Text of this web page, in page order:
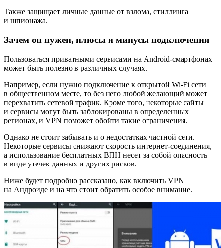
Также защищает личные данные от взлома, стиллинга
и шпионажа.
Зачем он нужен, плюсы и минусы подключения
Пользоваться приватными сервисами на Android-смартфонах
может быть полезно в различных случаях.
Например, если нужно подключение к открытой Wi-Fi сети
в общественном месте, то без него любой желающий может
перехватить сетевой трафик. Кроме того, некоторые сайты
и сервисы могут быть заблокированы в определенных
регионах, и VPN поможет обойти такие ограничения.
Однако не стоит забывать и о недостатках частной сети.
Некоторые сервисы снижают скорость интернет-соединения,
а использование бесплатных ВПН несет за собой опасность
в виде утечек данных и других рисков.
Ниже будет подробно рассказано, как включить VPN
на Андроиде и на что стоит обратить особое внимание.